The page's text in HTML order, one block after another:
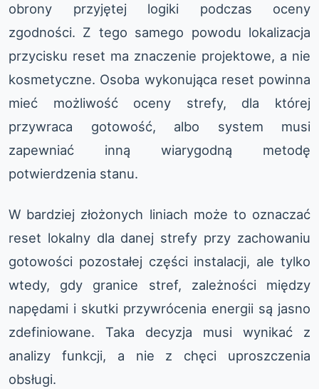
obrony przyjętej logiki podczas oceny
zgodności. Z tego samego powodu lokalizacja
przycisku reset ma znaczenie projektowe, a nie
kosmetyczne. Osoba wykonująca reset powinna
mieć możliwość oceny strefy, dla której
przywraca gotowość, albo system musi
zapewniać inną wiarygodną metodę
potwierdzenia stanu.
W bardziej złożonych liniach może to oznaczać
reset lokalny dla danej strefy przy zachowaniu
gotowości pozostałej części instalacji, ale tylko
wtedy, gdy granice stref, zależności między
napędami i skutki przywrócenia energii są jasno
zdefiniowane. Taka decyzja musi wynikać z
analizy funkcji, a nie z chęci uproszczenia
obsługi.